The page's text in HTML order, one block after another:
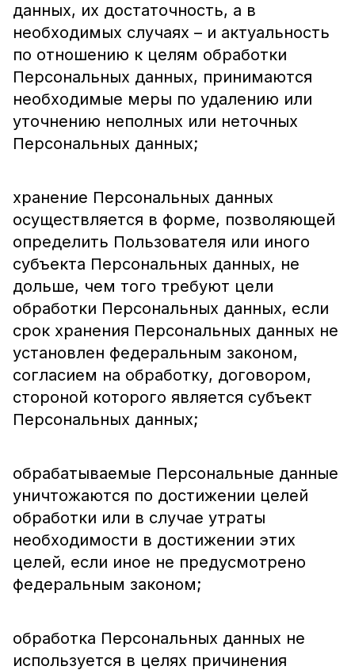
данных, их достаточность, а в
необходимых случаях – и актуальность
по отношению к целям обработки
Персональных данных, принимаются
необходимые меры по удалению или
уточнению неполных или неточных
Персональных данных;
хранение Персональных данных
осуществляется в форме, позволяющей
определить Пользователя или иного
субъекта Персональных данных, не
дольше, чем того требуют цели
обработки Персональных данных, если
срок хранения Персональных данных не
установлен федеральным законом,
согласием на обработку, договором,
стороной которого является субъект
Персональных данных;
обрабатываемые Персональные данные
уничтожаются по достижении целей
обработки или в случае утраты
необходимости в достижении этих
целей, если иное не предусмотрено
федеральным законом;
обработка Персональных данных не
используется в целях причинения